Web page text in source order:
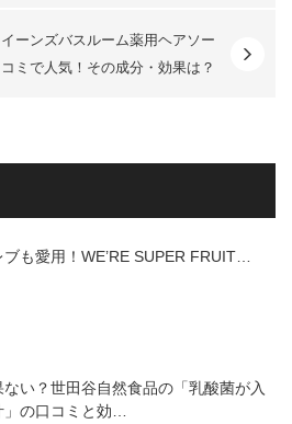
ーンズバスルーム薬用ヘアソー
ミで人気！その成分・効果は？
も愛用！WE’RE SUPER FRUIT…
い？世田谷自然食品の「乳酸菌が入
」の口コミと効…